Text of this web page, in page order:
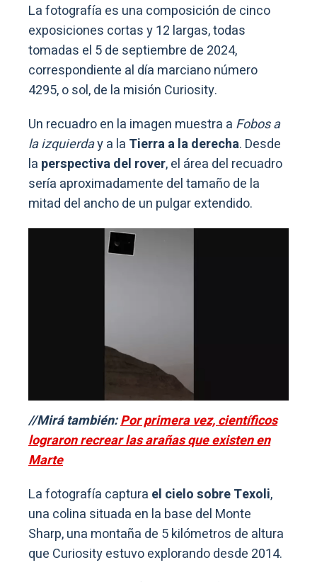
La fotografía es una composición de cinco
exposiciones cortas y 12 largas, todas
tomadas el 5 de septiembre de 2024,
correspondiente al día marciano número
4295, o sol, de la misión Curiosity.
Un recuadro en la imagen muestra a Fobos a
la izquierday a la Tierra a la derecha. Desde
la perspectiva del rover, el área del recuadro
sería aproximadamente del tamaño de la
mitad del ancho de un pulgar extendido.
//Mirá también:Por primera vez, científicos
lograron recrear las arañas que existen en
Marte
La fotografía captura el cielo sobre Texoli,
una colina situada en la base del Monte
Sharp, una montaña de 5 kilómetros de altura
que Curiosity estuvo explorando desde 2014.